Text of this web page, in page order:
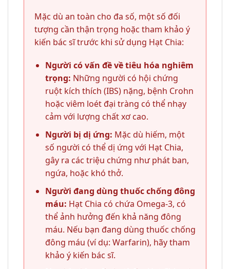
Mặc dù an toàn cho đa số, một số đối
tượng cần thận trọng hoặc tham khảo ý
kiến bác sĩ trước khi sử dụng Hạt Chia:
Người có vấn đề về tiêu hóa nghiêm
trọng: Những người có hội chứng
ruột kích thích (IBS) nặng, bệnh Crohn
hoặc viêm loét đại tràng có thể nhạy
cảm với lượng chất xơ cao.
Người bị dị ứng: Mặc dù hiếm, một
số người có thể dị ứng với Hạt Chia,
gây ra các triệu chứng như phát ban,
ngứa, hoặc khó thở.
Người đang dùng thuốc chống đông
máu: Hạt Chia có chứa Omega-3, có
thể ảnh hưởng đến khả năng đông
máu. Nếu bạn đang dùng thuốc chống
đông máu (ví dụ: Warfarin), hãy tham
khảo ý kiến bác sĩ.